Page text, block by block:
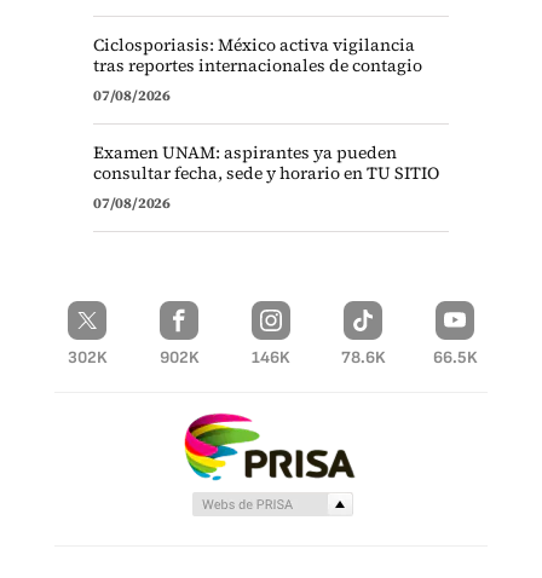
Ciclosporiasis: México activa vigilancia
tras reportes internacionales de contagio
07/08/2026
Examen UNAM: aspirantes ya pueden
consultar fecha, sede y horario en TU SITIO
07/08/2026
302K 902K 146K 78.6K 66.5K